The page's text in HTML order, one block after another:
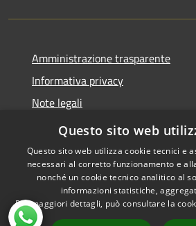
Amministrazione trasparente
Informativa privacy
Note legali
Dichiarazione di accessibilità
Accessibilità
Questo sito web
Questo sito web utilizza cookie tecnici e
necessari al corretto funzionamento e
nonché un cookie tecnico analitico al
informazioni statistiche,
Per maggiori dettagli, può consultare la